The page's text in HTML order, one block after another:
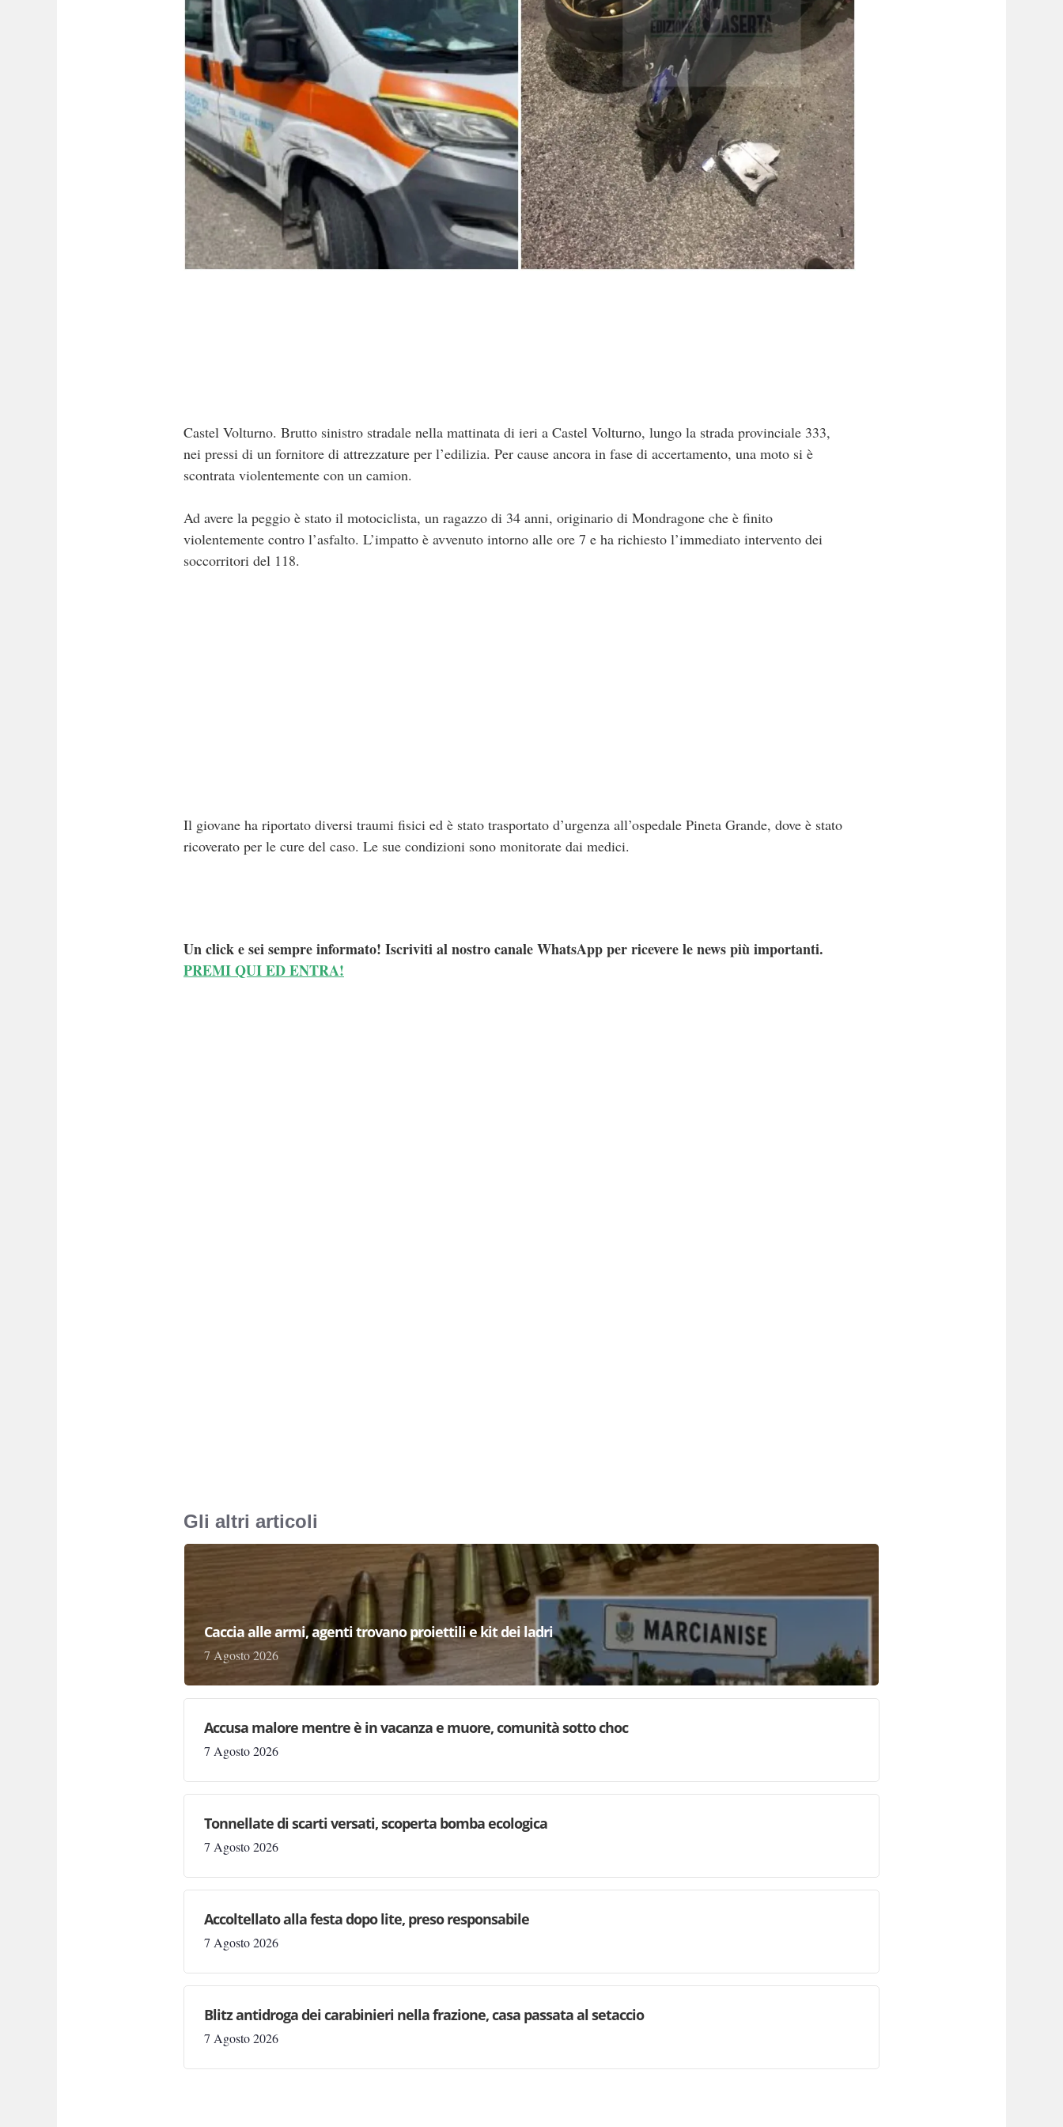
Castel Volturno. Brutto sinistro stradale nella mattinata di ieri a Castel Volturno, lungo la strada provinciale 333,
nei pressi di un fornitore di attrezzature per l’edilizia. Per cause ancora in fase di accertamento, una moto si è
scontrata violentemente con un camion.
Ad avere la peggio è stato il motociclista, un ragazzo di 34 anni, originario di Mondragone che è finito
violentemente contro l’asfalto. L’impatto è avvenuto intorno alle ore 7 e ha richiesto l’immediato intervento dei
soccorritori del 118.
Il giovane ha riportato diversi traumi fisici ed è stato trasportato d’urgenza all’ospedale Pineta Grande, dove è stato
ricoverato per le cure del caso. Le sue condizioni sono monitorate dai medici.
Un click e sei sempre informato! Iscriviti al nostro canale WhatsApp per ricevere le news più importanti.
PREMI QUI ED ENTRA!
Gli altri articoli
Caccia alle armi, agenti trovano proiettili e kit dei ladri
7 Agosto 2026
Accusa malore mentre è in vacanza e muore, comunità sotto choc
7 Agosto 2026
Tonnellate di scarti versati, scoperta bomba ecologica
7 Agosto 2026
Accoltellato alla festa dopo lite, preso responsabile
7 Agosto 2026
Blitz antidroga dei carabinieri nella frazione, casa passata al setaccio
7 Agosto 2026